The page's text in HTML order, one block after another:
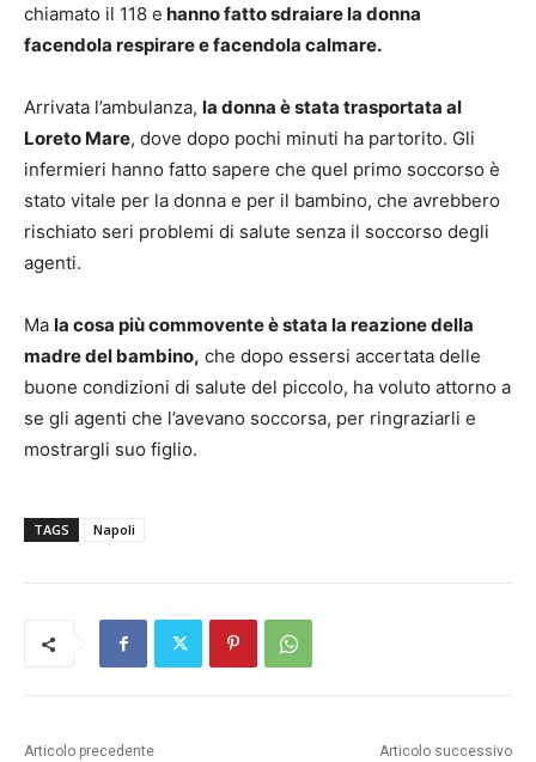
chiamato il 118 e hanno fatto sdraiare la donna
facendola respirare e facendola calmare.
Arrivata l’ambulanza, la donna è stata trasportata al
Loreto Mare, dove dopo pochi minuti ha partorito. Gli
infermieri hanno fatto sapere che quel primo soccorso è
stato vitale per la donna e per il bambino, che avrebbero
rischiato seri problemi di salute senza il soccorso degli
agenti.
Ma la cosa più commovente è stata la reazione della
madre del bambino, che dopo essersi accertata delle
buone condizioni di salute del piccolo, ha voluto attorno a
se gli agenti che l’avevano soccorsa, per ringraziarli e
mostrargli suo figlio.
TAGS Napoli
Articolo precedente Articolo successivo